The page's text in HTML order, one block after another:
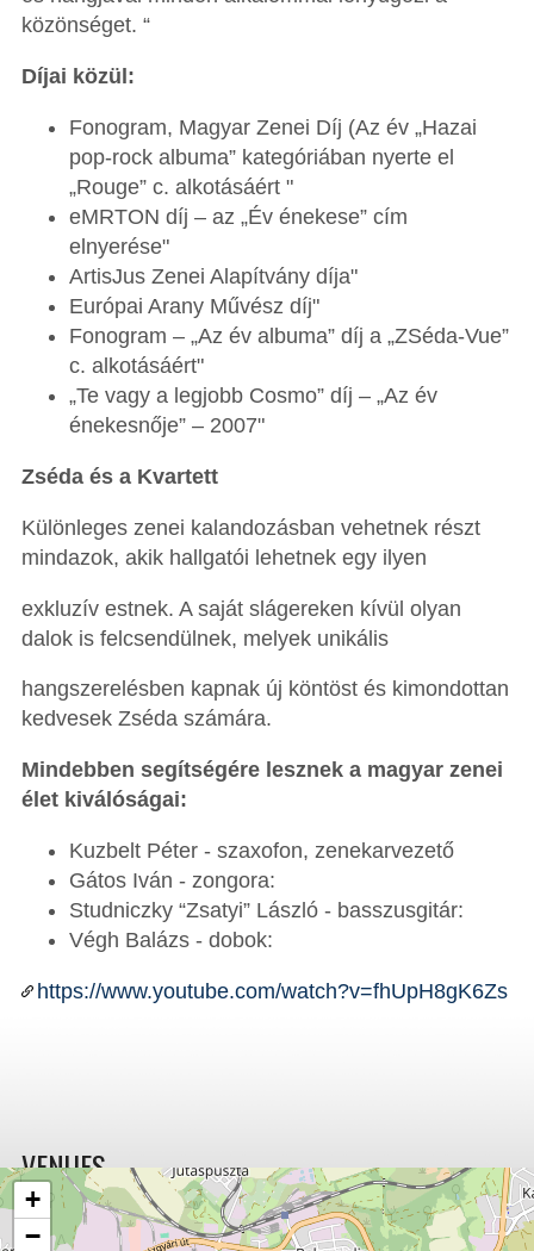
közönséget. “
Díjai közül:
Fonogram, Magyar Zenei Díj (Az év „Hazai
pop-rock albuma” kategóriában nyerte el
„Rouge” c. alkotásáért "
eMRTON díj – az „Év énekese” cím
elnyerése"
ArtisJus Zenei Alapítvány díja"
Európai Arany Művész díj"
Fonogram – „Az év albuma” díj a „ZSéda-Vue”
c. alkotásáért"
„Te vagy a legjobb Cosmo” díj – „Az év
énekesnője” – 2007"
Zséda és a Kvartett
Különleges zenei kalandozásban vehetnek részt
mindazok, akik hallgatói lehetnek egy ilyen
exkluzív estnek. A saját slágereken kívül olyan
dalok is felcsendülnek, melyek unikális
hangszerelésben kapnak új köntöst és kimondottan
kedvesek Zséda számára.
Mindebben segítségére lesznek a magyar zenei
élet kiválóságai:
Kuzbelt Péter - szaxofon, zenekarvezető
Gátos Iván - zongora:
Studniczky “Zsatyi” László - basszusgitár:
Végh Balázs - dobok:
https://www.youtube.com/watch?v=fhUpH8gK6Zs
+
−
VENUES